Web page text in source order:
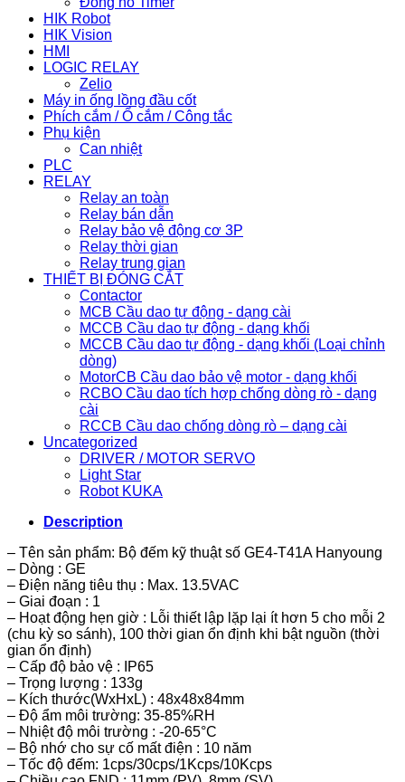
HIK Robot
HIK Vision
HMI
LOGIC RELAY
Zelio
Máy in ống lồng đầu cốt
Phích cắm / Ổ cắm / Công tắc
Phụ kiện
Can nhiệt
PLC
RELAY
Relay an toàn
Relay bán dẫn
Relay bảo vệ động cơ 3P
Relay thời gian
Relay trung gian
THIẾT BỊ ĐÓNG CẮT
Contactor
MCB Cầu dao tự động - dạng cài
MCCB Cầu dao tự động - dạng khối
MCCB Cầu dao tự động - dạng khối (Loại chỉnh
dòng)
MotorCB Cầu dao bảo vệ motor - dạng khối
RCBO Cầu dao tích hợp chống dòng rò - dạng
cài
RCCB Cầu dao chống dòng rò – dạng cài
Uncategorized
DRIVER / MOTOR SERVO
Light Star
Robot KUKA
Description
– Tên sản phẩm: Bộ đếm kỹ thuật số GE4-T41A Hanyoung
– Dòng : GE
– Điện năng tiêu thụ : Max. 13.5VAC
– Giai đoạn : 1
– Hoạt động hẹn giờ : Lỗi thiết lập lặp lại ít hơn 5 cho mỗi 2
(chu kỳ so sánh), 100 thời gian ổn định khi bật nguồn (thời
gian ổn định)
– Cấp độ bảo vệ : IP65
– Trọng lượng : 133g
– Kích thước(WxHxL) : 48x48x84mm
– Độ ẩm môi trường: 35-85%RH
– Nhiệt độ môi trường : -20-65°C
– Bộ nhớ cho sự cố mất điện : 10 năm
– Tốc độ đếm: 1cps/30cps/1Kcps/10Kcps